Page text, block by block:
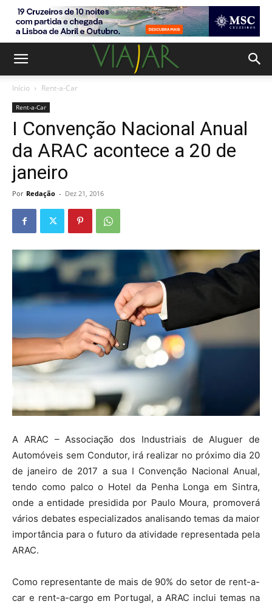
Início Rent-a-Car
Rent-a-Car
I Convenção Nacional Anual
da ARAC acontece a 20 de
janeiro
Por Redação - Dez 21, 2016
A ARAC – Associação dos Industriais de Aluguer de
Automóveis sem Condutor, irá realizar no próximo dia 20
de janeiro de 2017 a sua I Convenção Nacional Anual,
tendo como palco o Hotel da Penha Longa em Sintra,
onde a entidade presidida por Paulo Moura, promoverá
vários debates especializados analisando temas da maior
importância para o futuro da atividade representada pela
ARAC.
Como representante de mais de 90% do setor de rent-a-
car e rent-a-cargo em Portugal, a ARAC inclui temas na